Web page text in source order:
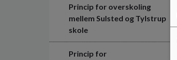
Princip for overskoling
mellem Sulsted og Tylstrup
skole
Princip for